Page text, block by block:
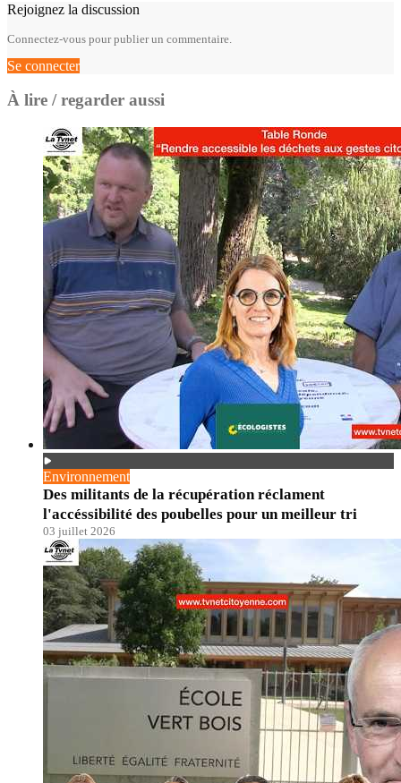
Rejoignez la discussion
Connectez-vous pour publier un commentaire.
Se connecter
À lire / regarder aussi
Environnement
Des militants de la récupération réclament
l'accéssibilité des poubelles pour un meilleur tri
03 juillet 2026